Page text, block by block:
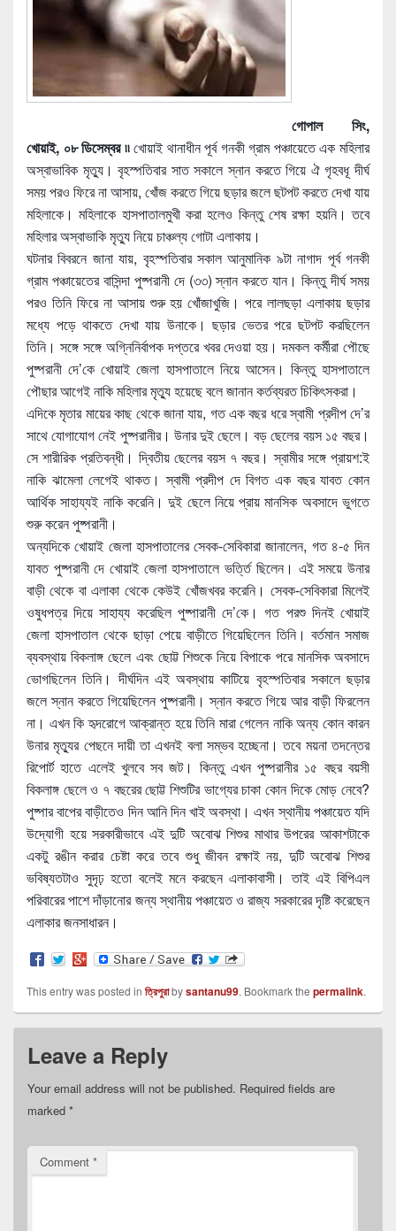
গোপাল সিং,
খোয়াই, ০৮ ডিসেম্বর ৷৷খোয়াই থানাধীন পূর্ব গনকী গ্রাম পঞ্চায়েতে এক মহিলার
অস্বাভাবিক মৃত্যু। বৃহস্পতিবার সাত সকালে স্নান করতে গিয়ে ঐ গৃহবধূ দীর্ঘ
সময় পরও ফিরে না আসায়, খোঁজ করতে গিয়ে ছড়ার জলে ছটপট করতে দেখা যায়
মহিলাকে। মহিলাকে হাসপাতালমুখী করা হলেও কিন্তু শেষ রক্ষা হয়নি। তবে
মহিলার অস্বাভাকি মৃত্যু নিয়ে চাঞ্চল্য গোটা এলাকায়।
ঘটনার বিবরনে জানা যায়, বৃহস্পতিবার সকাল আনুমানিক ৯টা নাগাদ পূর্ব গনকী
গ্রাম পঞ্চায়েতের বাসিন্দা পুষ্পরানী দে (৩৩) স্নান করতে যান। কিন্তু দীর্ঘ সময়
পরও তিনি ফিরে না আসায় শুরু হয় খোঁজাখুজি। পরে লালছড়া এলাকায় ছড়ার
মধ্যে পড়ে থাকতে দেখা যায় উনাকে। ছড়ার ভেতর পরে ছটপট করছিলেন
তিনি। সঙ্গে সঙ্গে অগ্নিনির্বাপক দপ্তরে খবর দেওয়া হয়। দমকল কর্মীরা পৌছে
পুষ্পরানী দে’কে খোয়াই জেলা হাসপাতালে নিয়ে আসেন। কিন্তু হাসপাতালে
পৌছার আগেই নাকি মহিলার মৃত্যু হয়েছে বলে জানান কর্তব্যরত চিকিৎসকরা।
এদিকে মৃতার মায়ের কাছ থেকে জানা যায়, গত এক বছর ধরে স্বামী প্রদীপ দে’র
সাথে যোগাযোগ নেই পুষ্পরানীর। উনার দুই ছেলে। বড় ছেলের বয়স ১৫ বছর।
সে শারীরিক প্রতিবন্ধী। দ্বিতীয় ছেলের বয়স ৭ বছর। স্বামীর সঙ্গে প্রায়শ:ই
নাকি ঝামেলা লেগেই থাকত। স্বামী প্রদীপ দে বিগত এক বছর যাবত কোন
আর্থিক সাহায্যই নাকি করেনি। দুই ছেলে নিয়ে প্রায় মানসিক অবসাদে ভুগতে
শুরু করেন পুষ্পরানী।
অন্যদিকে খোয়াই জেলা হাসপাতালের সেবক-সেবিকারা জানালেন, গত ৪-৫ দিন
যাবত পুষ্পরানী দে খোয়াই জেলা হাসপাতালে ভর্ত্তি ছিলেন। এই সময়ে উনার
বাড়ী থেকে বা এলাকা থেকে কেউই খোঁজখবর করেনি। সেবক-সেবিকারা মিলেই
ওষুধপত্র দিয়ে সাহায্য করেছিল পুষ্পারানী দে’কে। গত পরশু দিনই খোয়াই
জেলা হাসপাতাল থেকে ছাড়া পেয়ে বাড়ীতে গিয়েছিলেন তিনি। বর্তমান সমাজ
ব্যবস্থায় বিকলাঙ্গ ছেলে এবং ছোট্ট শিশুকে নিয়ে বিপাকে পরে মানসিক অবসাদে
ভোগছিলেন তিনি। দীর্ঘদিন এই অবস্থায় কাটিয়ে বৃহস্পতিবার সকালে ছড়ার
জলে স্নান করতে গিয়েছিলেন পুষ্পরানী। স্নান করতে গিয়ে আর বাড়ী ফিরলেন
না। এখন কি হৃদরোগে আক্রান্ত হয়ে তিনি মারা গেলেন নাকি অন্য কোন কারন
উনার মৃত্যুর পেছনে দায়ী তা এখনই বলা সম্ভব হচ্ছেনা। তবে ময়না তদন্তের
রিপোর্ট হাতে এলেই খুলবে সব জট। কিন্তু এখন পুষ্পরানীর ১৫ বছর বয়সী
বিকলাঙ্গ ছেলে ও ৭ বছরের ছোট্ট শিশুটির ভাগ্যের চাকা কোন দিকে মোড় নেবে?
পুষ্পার বাপের বাড়ীতেও দিন আনি দিন খাই অবস্থা। এখন স্থানীয় পঞ্চায়েত যদি
উদ্যোগী হয়ে সরকারীভাবে এই দুটি অবোঝ শিশুর মাথার উপরের আকাশটাকে
একটু রঙীন করার চেষ্টা করে তবে শুধু জীবন রক্ষাই নয়, দুটি অবোঝ শিশুর
ভবিষ্যতটাও সুদৃঢ় হতো বলেই মনে করছেন এলাকাবাসী। তাই এই বিপিএল
পরিবারের পাশে দাঁড়ানোর জন্য স্থানীয় পঞ্চায়েত ও রাজ্য সরকারের দৃষ্টি করেছেন
এলাকার জনসাধারন।
This entry was posted in ত্রিপুরাbysantanu99. Bookmark the permalink.
Leave a Reply
Your email address will not be published. Required fields are
marked *
Comment *